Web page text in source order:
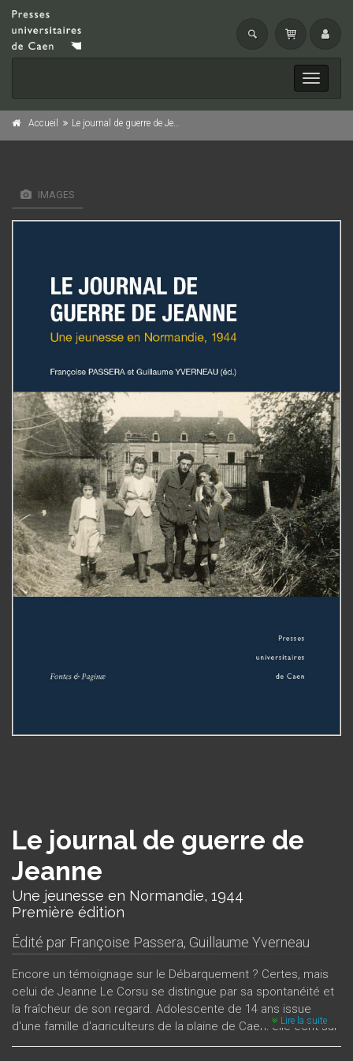
Toggle
Accueil Le journal de guerre de Jeanne
IMAGES
Le journal de guerre de
Jeanne
Une jeunesse en Normandie, 1944
Première édition
Édité par Françoise Passera, Guillaume Yverneau
Encore un témoignage sur le Débarquement ? Certes, mais
celui de Jeanne Le Corsu se distingue par sa spontanéité et
la fraîcheur de son regard. Adolescente de 14 ans issue
d'une famille d'agriculteurs de la plaine de Caen, elle écrit sur
le vif les bouleversements qu'elle traverse, des premiers
Lire la suite